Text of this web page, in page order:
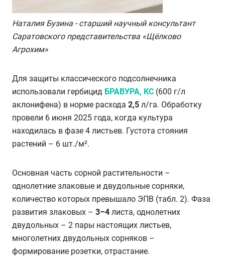
Наталия Бузина - старший научный консультант
Саратовского представительства «Щёлково
Агрохим»
Для защиты классического подсолнечника
использовали гербицид БРАВУРА, КС (600 г/л
аклонифена) в норме расхода 2,5 л/га. Обработку
провели 6 июня 2025 года, когда культура
находилась в фазе 4 листьев. Густота стояния
растений – 6 шт./м².
Основная часть сорной растительности –
однолетние злаковые и двудольные сорняки,
количество которых превышало ЭПВ (табл. 2). Фаза
развития злаковых – 3–4 листа, однолетних
двудольных – 2 пары настоящих листьев,
многолетних двудольных сорняков –
формирование розетки, отрастание.